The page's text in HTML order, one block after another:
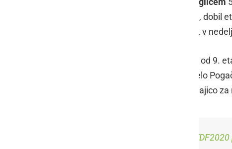
Rogliča prehitel za skoraj dve minuti,
Dirke po Franciji, saj je zadnja etapa, v
Roglič, ki je rumeno majico nosil vse od 9.
ves kolesarski svet. To je sedaj uspelo
za najboljšega hribolazca ter belo majico
#TDF2020